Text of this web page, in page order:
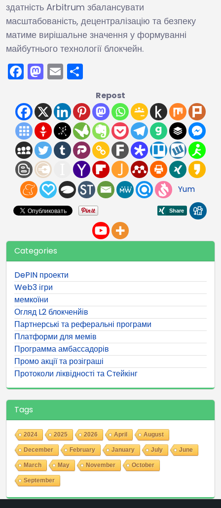
здатність Arbitrum збалансувати
масштабованість, децентралізацію та безпеку
матиме вирішальне значення у формуванні
майбутнього технології блокчейн.
Facebook
Mastodon
Email
Repost
Yum
Categories
DePIN проекти
Web3 ігри
мемкоїни
Огляд L2 блокченйів
Партнерські та реферальні програми
Платформи для мемів
Программа амбассадорів
Промо акції та розіграші
Протоколи ліквідності та Стейкінг
Tags
2024 2025 2026 April August
December February January July June
March May November October
September